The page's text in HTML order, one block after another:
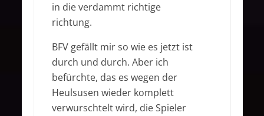
in die verdammt richtige
richtung.
BFV gefällt mir so wie es jetzt ist
durch und durch. Aber ich
befürchte, das es wegen der
Heulsusen wieder komplett
verwurschtelt wird, die Spieler